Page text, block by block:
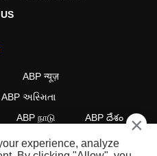
ABP न्यूज़
ABP અસ્મિતા
ABP நாடு ABP దేశం ×
experience, analyze